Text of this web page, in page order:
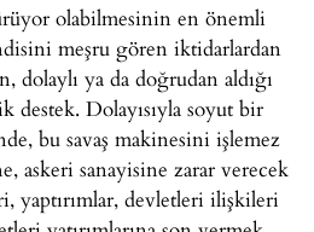
olabilmesinin en önemli
meşru gören iktidarlardan
dolaylı ya da doğrudan aldığı
destek. Dolayısıyla soyut bir
bu savaş makinesini işlemez
askeri sanayisine zarar verecek
yaptırımlar, devletleri ilişkileri